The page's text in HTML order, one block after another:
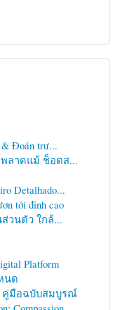
& Đoán trư...
ลาดแม้ ช็อตส...
Detalhado...
tới đỉnh cao
วนตัว ใกล้...
Platform
นด
คู่มือฉบับสมบูรณ์